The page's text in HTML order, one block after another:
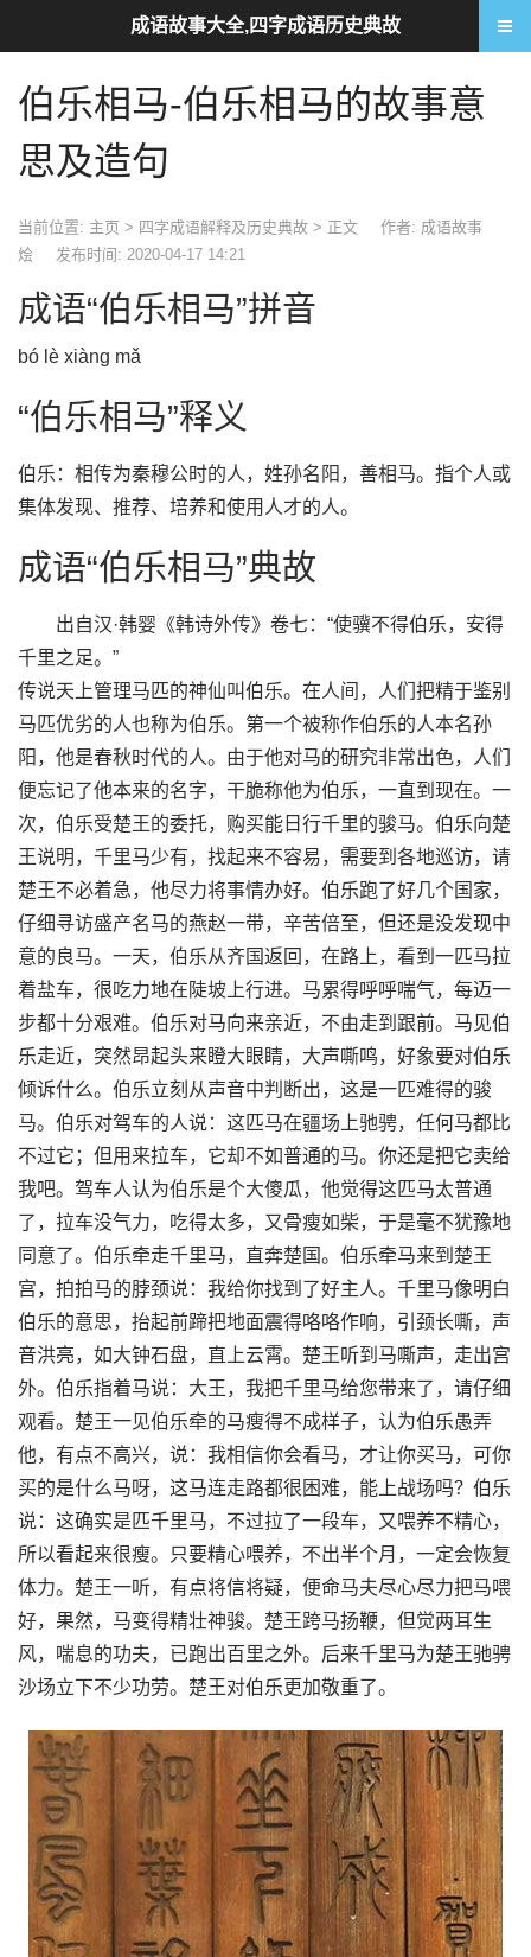
伯乐相马-伯乐相马的故事意
思及造句
当前位置: 主页 > 四字成语解释及历史典故 > 正文
作者: 成语故事
烩
发布时间: 2020-04-17 14:21
成语“伯乐相马”拼音
bó lè xiàng mǎ
“伯乐相马”释义
伯乐：相传为秦穆公时的人，姓孙名阳，善相马。指个人或
集体发现、推荐、培养和使用人才的人。
成语“伯乐相马”典故
出自汉·韩婴《韩诗外传》卷七：“使骥不得伯乐，安得
千里之足。”
传说天上管理马匹的神仙叫伯乐。在人间，人们把精于鉴别
马匹优劣的人也称为伯乐。第一个被称作伯乐的人本名孙
阳，他是春秋时代的人。由于他对马的研究非常出色，人们
便忘记了他本来的名字，干脆称他为伯乐，一直到现在。一
次，伯乐受楚王的委托，购买能日行千里的骏马。伯乐向楚
王说明，千里马少有，找起来不容易，需要到各地巡访，请
楚王不必着急，他尽力将事情办好。伯乐跑了好几个国家，
仔细寻访盛产名马的燕赵一带，辛苦倍至，但还是没发现中
意的良马。一天，伯乐从齐国返回，在路上，看到一匹马拉
着盐车，很吃力地在陡坡上行进。马累得呼呼喘气，每迈一
步都十分艰难。伯乐对马向来亲近，不由走到跟前。马见伯
乐走近，突然昂起头来瞪大眼睛，大声嘶鸣，好象要对伯乐
倾诉什么。伯乐立刻从声音中判断出，这是一匹难得的骏
马。伯乐对驾车的人说：这匹马在疆场上驰骋，任何马都比
不过它；但用来拉车，它却不如普通的马。你还是把它卖给
我吧。驾车人认为伯乐是个大傻瓜，他觉得这匹马太普通
了，拉车没气力，吃得太多，又骨瘦如柴，于是毫不犹豫地
同意了。伯乐牵走千里马，直奔楚国。伯乐牵马来到楚王
宫，拍拍马的脖颈说：我给你找到了好主人。千里马像明白
伯乐的意思，抬起前蹄把地面震得咯咯作响，引颈长嘶，声
音洪亮，如大钟石盘，直上云霄。楚王听到马嘶声，走出宫
外。伯乐指着马说：大王，我把千里马给您带来了，请仔细
观看。楚王一见伯乐牵的马瘦得不成样子，认为伯乐愚弄
他，有点不高兴，说：我相信你会看马，才让你买马，可你
买的是什么马呀，这马连走路都很困难，能上战场吗？伯乐
说：这确实是匹千里马，不过拉了一段车，又喂养不精心，
所以看起来很瘦。只要精心喂养，不出半个月，一定会恢复
体力。楚王一听，有点将信将疑，便命马夫尽心尽力把马喂
好，果然，马变得精壮神骏。楚王跨马扬鞭，但觉两耳生
风，喘息的功夫，已跑出百里之外。后来千里马为楚王驰骋
沙场立下不少功劳。楚王对伯乐更加敬重了。
成语故事大全,四字成语历史典故